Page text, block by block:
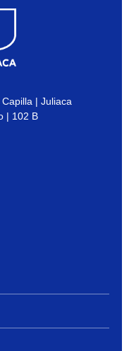
| Juliaca
| 102 B